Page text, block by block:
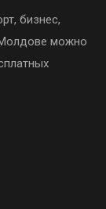
бизнес,
можно